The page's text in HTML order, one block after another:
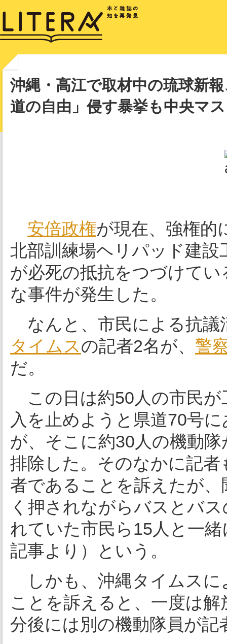
沖縄・高江で取材中の琉球新
道の自由」侵す暴挙も中央マ
安倍政権が現在、強権的
北部訓練場ヘリパッド建
が必死の抵抗をつづけて
な事件が発生した。
なんと、市民による抗議
タイムスの記者2名が、 警
だ。
この日は約50人の市民が
入を止めようと県道70号
が、そこに約30人の機動
排除した。そのなかに記
者であることを訴えたが
く押されながらバスとバ
れていた市民ら15人と一
記事より）という。
しかも、沖縄タイムスに
ことを訴えると、一度は
分後には別の機動隊員が